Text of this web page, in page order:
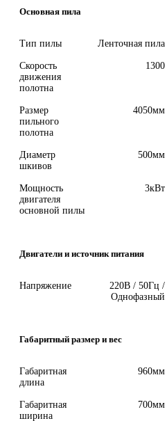
Основная пила
Тип пилы Ленточная пила
Скорость
движения
полотна
1300
Размер
пильного
полотна
4050мм
Диаметр
шкивов
500мм
Мощность
двигателя
основной пилы
3кВт
Двигатели и источник питания
Напряжение
220В / 50Гц /
Однофазный
Габаритный размер и вес
Габаритная
длина
960мм
Габаритная
ширина
700мм